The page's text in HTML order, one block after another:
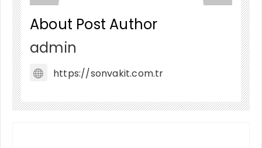
About Post Author
admin
https://sonvakit.com.tr